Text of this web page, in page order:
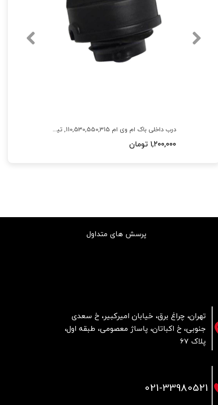
درب داخلی باک ام وی ام 110,530,550,315, تیگو 5,X33,110S
۱,۲۰۰,۰۰۰ تومان
تهران، چراغ برق، خیابان امیرکبیر، خ سعدی
جنوبی، خ اکباتان، پاساژ معصومی، طبقه اول،
پلاک 67
پرسش های متداول
021-33980521